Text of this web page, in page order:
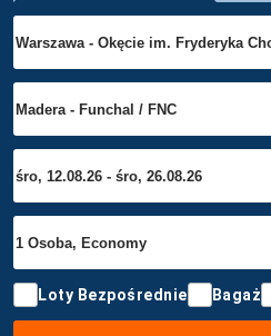
Loty Bezpośrednie Bagaż